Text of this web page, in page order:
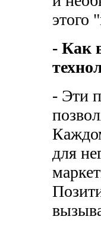
этого
- Как
- Эти
для